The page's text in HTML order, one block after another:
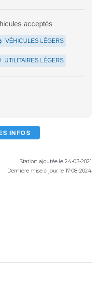
acceptés
VÉHICULES LÉGERS
UTILITAIRES LÉGERS
INFOS
Station ajoutée le 24-03-2021
Dernière mise à jour le 17-08-2024